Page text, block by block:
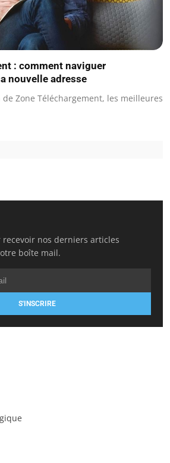
: comment naviguer
nouvelle adresse
de Zone Téléchargement, les meilleures
recevoir nos derniers articles
boîte mail.
S'INSCRIRE